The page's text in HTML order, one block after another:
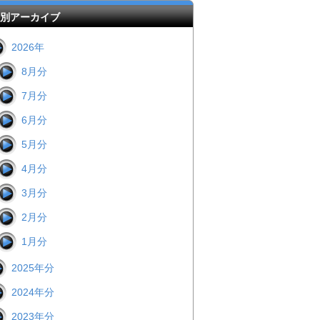
アーカイブ
2026年
8月分
7月分
6月分
5月分
4月分
3月分
2月分
1月分
2025年分
2024年分
2023年分